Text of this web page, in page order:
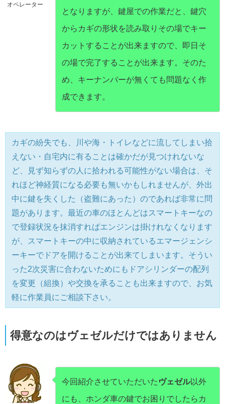
オペレーター
となりますが、鍵屋での作業だと、鍵穴
からカギの形状を読み取りその場でキー
カットすることが出来ますので、即日そ
の場で完了することが出来ます。そのた
め、キーナンバーが無くても問題なく作
成できます。
カギの紛失でも、川や海・トイレなどに流してしまい拾
えない・自宅内に有ることは確かだが見つけれないな
ど、見ず知らずの人に拾われる可能性がない場合は、そ
れほど神経質になる必要も無いかもしれませんが、外出
中に鍵を失くした（盗難にあった）のであれば非常に問
題があります。最近の車のほとんどはスマートキーなの
で登録状況を抹消すればエンジンは掛けれなくなります
が、スマートキーの中に収納されているエマージェンシ
ーキーでドアを開けることが出来てしまいます。そうい
った2次災害に合わないためにもドアシリンダーの配列
を変更（組換）や交換を承ることも出来ますので、お気
軽に作業員にご相談下さい。
得意なのはヴェゼルだけではありません
今回紹介させていただいた ヴェゼル以外
にも、ホンダ車の鍵でお困りでしたらカ